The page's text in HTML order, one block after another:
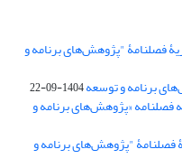
فصلنامۀ "پژوهش‌های برنامه و
برنامه و توسعه1404-09-22
«پژوهش‌های برنامه و
"پژوهش‌های برنامه و